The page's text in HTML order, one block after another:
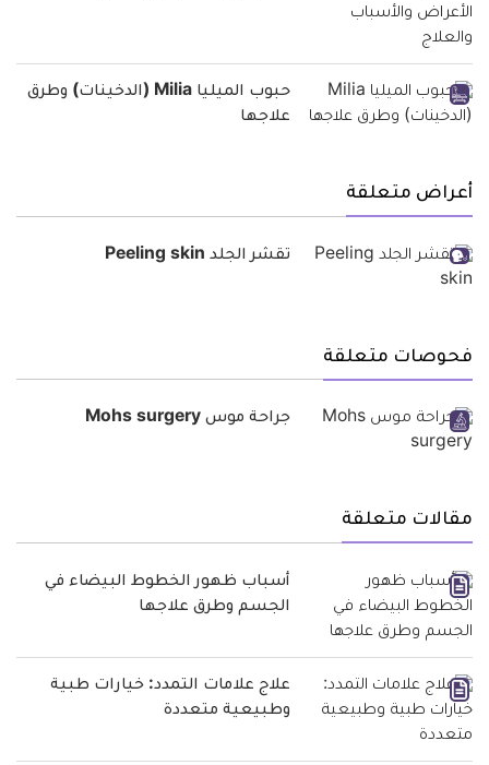
حبوب الميليا Milia (الدخينات) وطرق
علاجها
أعراض متعلقة
تقشر الجلد Peeling skin
فحوصات متعلقة
جراحة موس Mohs surgery
مقالات متعلقة
أسباب ظهور الخطوط البيضاء في
الجسم وطرق علاجها
علاج علامات التمدد: خيارات طبية
وطبيعية متعددة